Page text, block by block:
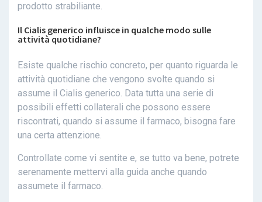
prodotto strabiliante.
Il Cialis generico influisce in qualche modo sulle
attività quotidiane?
Esiste qualche rischio concreto, per quanto riguarda le
attività quotidiane che vengono svolte quando si
assume il Cialis generico. Data tutta una serie di
possibili effetti collaterali che possono essere
riscontrati, quando si assume il farmaco, bisogna fare
una certa attenzione.
Controllate come vi sentite e, se tutto va bene, potrete
serenamente mettervi alla guida anche quando
assumete il farmaco.